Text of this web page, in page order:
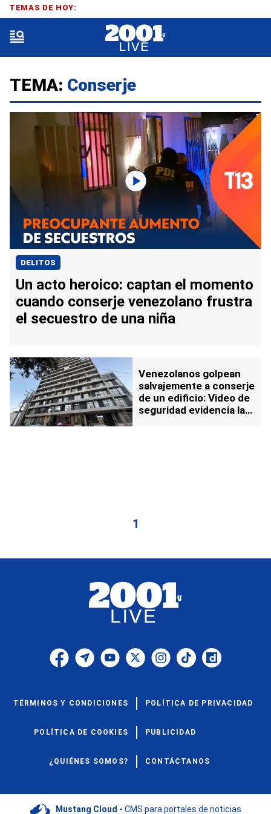
TEMA: Conserje
DELITOS
Un acto heroico: captan el momento
cuando conserje venezolano frustra
el secuestro de una niña
Venezolanos golpean
salvajemente a conserje
de un edificio: Video de
seguridad evidencia la
1
TÉRMINOS Y CONDICIONES POLÍTICA DE PRIVACIDAD
POLÍTICA DE COOKIES PUBLICIDAD
¿QUIÉNES SOMOS? CONTÁCTANOS
Mustang Cloud - CMS para portales de noticias
TEMAS DE HOY: